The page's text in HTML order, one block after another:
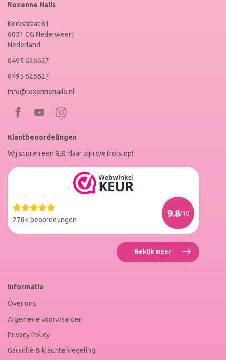
Roxenne Nails
Kerkstraat 81
6031 CG Nederweert
Nederland
0495 626627
0495 626627
info@roxennenails.nl
Bezoek
Facebook
op
Instagram
Klantbeoordelingen
Wij scoren een 9.8, daar zijn we trots op!
278+ beoordelingen
9.8/10
Web
Winkel
Bekijk meer Reviews
Roxenne
Informatie
Over ons
Algemene voorwaarden
Privacy Policy
Garantie & klachtenregeling